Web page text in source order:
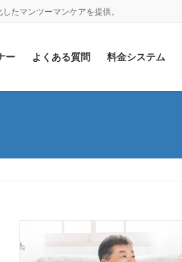
たマンツーマンケアを提供。
ー よくある質問 料金システム